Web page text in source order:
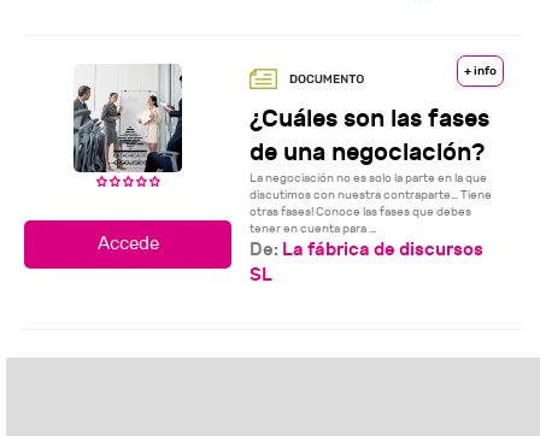
+ info
¿Cuáles son las fases
de una negociación?
La negociación no es solo la parte en la que
discutimos con nuestra contraparte... Tiene
otras fases! Conoce las fases que debes
tener en cuenta para ...
De: La fábrica de discursos
SL